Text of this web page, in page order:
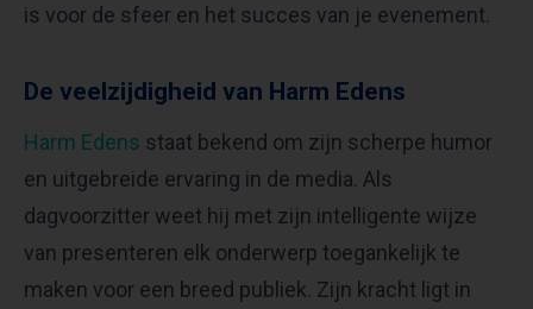
is voor de sfeer en het succes van je evenement.
De veelzijdigheid van Harm Edens
Harm Edens staat bekend om zijn scherpe humor
en uitgebreide ervaring in de media. Als
dagvoorzitter weet hij met zijn intelligente wijze
van presenteren elk onderwerp toegankelijk te
maken voor een breed publiek. Zijn kracht ligt in